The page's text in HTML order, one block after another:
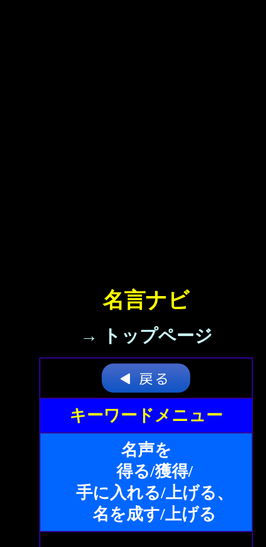
名言ナビ
→ トップページ
キーワードメニュー
名声を
得る/獲得/
手に入れる/上げる、
名を成す/上げる